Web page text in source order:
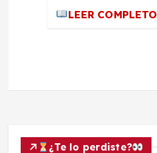
LEER COMPLETO
¿Te lo perdiste?